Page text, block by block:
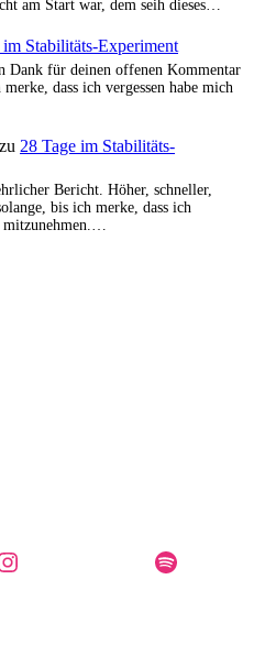
am Start war, dem seih dieses…
im Stabilitäts-Experiment
Dank für deinen offenen Kommentar
dass ich vergessen habe mich
28 Tage im Stabilitäts-
Bericht. Höher, schneller,
bis ich merke, dass ich
mitzunehmen.…
Spotify